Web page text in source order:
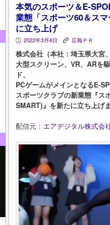
本気のスポーツ＆E-
業態「スポーツ60＆ス
に立ち上げ
P 2022年3月4日 K 広報ＰＲ
株式会社（本社：埼玉県大宮
大型スクリーン、VR、ARを
ド、
PCゲームがメインとなるE-
スポーツクラブの新業態『ス
SMART)』を新たに立ち上げ
配信元： エアデジタル株式会